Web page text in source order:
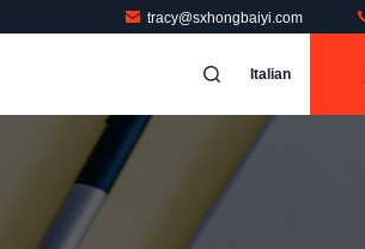
tracy@sxhongbaiyi.com
Italian